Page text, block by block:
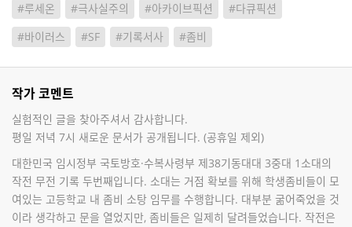
#루세온 #극사실주의 #아카이브픽션
#다큐픽션
#바이러스
#SF #기록서사 #좀비
작가 코멘트
실험적인 글을 찾아주셔서 감사합니다.
평일 저녁 7시 새로운 문서가 공개됩니다. (공휴일 제외)
대한민국 임시정부 국토방호·수복사령부 제38기동대대 3중대 1소대의
작전 무전 기록 두번째입니다. 소대는 거점 확보를 위해 학생좀비들이 모
여있는 고등학교 내 좀비 소탕 임무를 수행합니다. 대부분 굶어죽었을 것
이라 생각하고 문을 열었지만, 좀비들은 일제히 달려들었습니다. 작전은